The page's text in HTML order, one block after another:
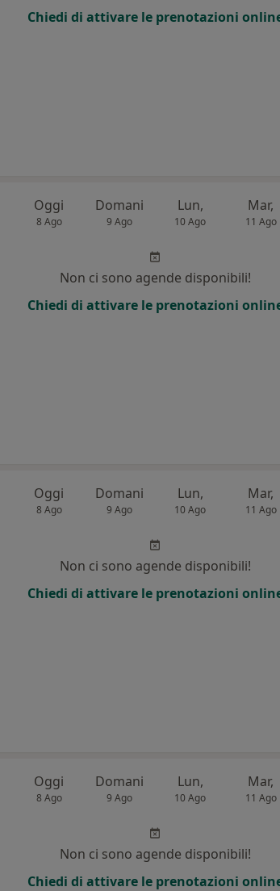
Chiedi di attivare le prenotazioni
Oggi
8 Ago
Domani
9 Ago
Lun,
10 Ago
Mar,
11 Ago
Non ci sono agende disponibili!
Chiedi di attivare le prenotazioni
Oggi
8 Ago
Domani
9 Ago
Lun,
10 Ago
Mar,
11 Ago
Non ci sono agende disponibili!
Chiedi di attivare le prenotazioni
Oggi
8 Ago
Domani
9 Ago
Lun,
10 Ago
Mar,
11 Ago
Non ci sono agende disponibili!
Chiedi di attivare le prenotazioni